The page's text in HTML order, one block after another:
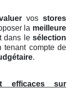
vos stores
la meilleure
dans le sélection
tenant compte de
.
efficaces sur